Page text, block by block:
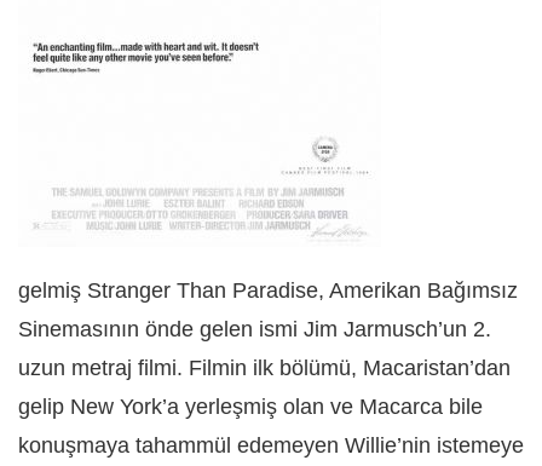
gelmiş Stranger Than Paradise, Amerikan Bağımsız
Sinemasının önde gelen ismi Jim Jarmusch’un 2.
uzun metraj filmi. Filmin ilk bölümü, Macaristan’dan
gelip New York’a yerleşmiş olan ve Macarca bile
konuşmaya tahammül edemeyen Willie’nin istemeye